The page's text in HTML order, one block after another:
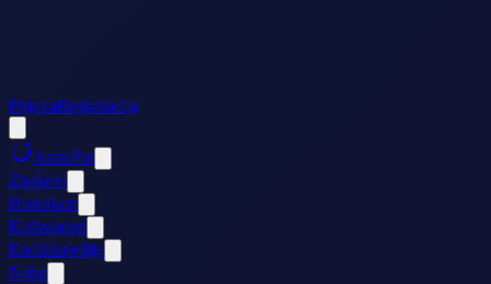
PrijavaRegistracija
AstroPut
Znakovi
Horoskop
Kalkulatori
Enciklopedija
Nebo